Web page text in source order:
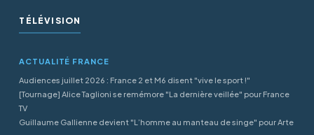
TÉLÉVISION
ACTUALITÉ FRANCE
Audiences juillet 2026 : France 2 et M6 disent "vive le sport !"
[Tournage] Alice Taglioni se remémore "La dernière veillée" pour France
TV
Guillaume Gallienne devient "L’homme au manteau de singe" pour Arte